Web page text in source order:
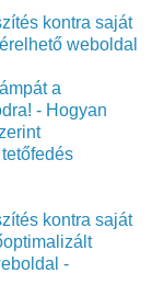
kontra saját
weboldal
a
- Hogyan
kontra saját
-